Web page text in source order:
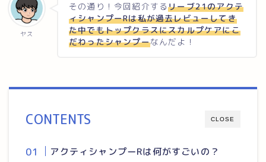
ヤス
その通り！今回紹介するリーブ21のアクテ
ィシャンプーRは私が過去レビューしてき
た中でもトップクラスにスカルプケアにこ
だわったシャンプーなんだよ！
CLOSE
CONTENTS
アクティシャンプーRは何がすごいの？